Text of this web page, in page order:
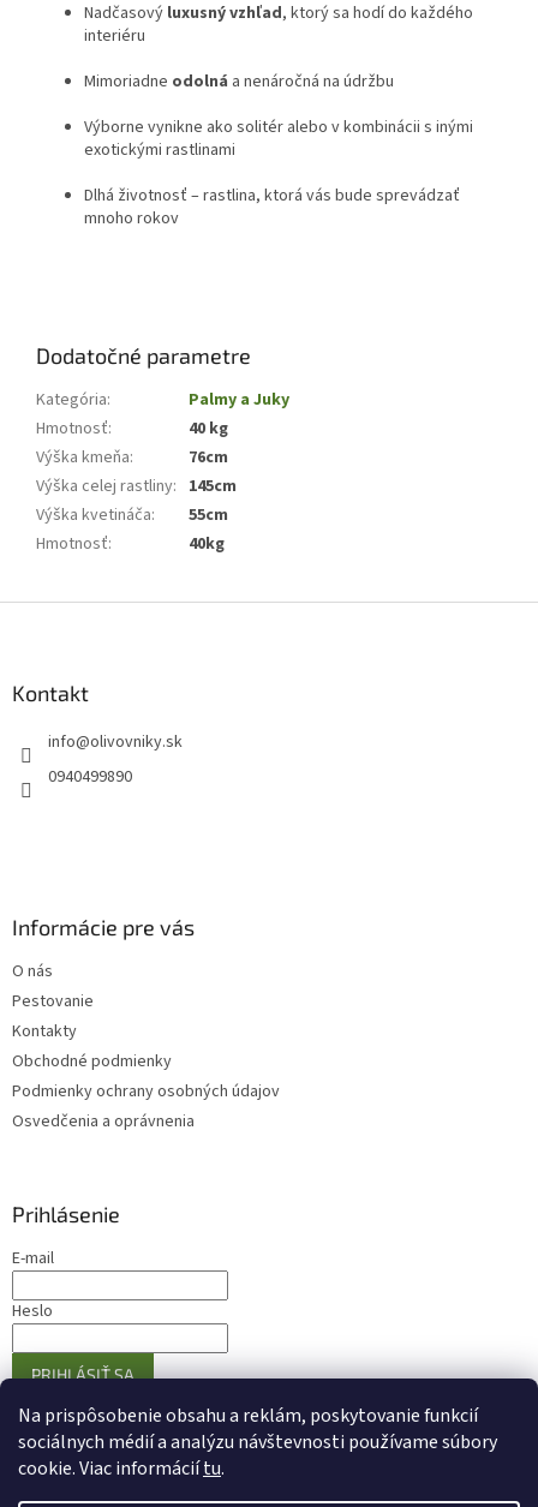
Na prispôsobenie obsahu a reklám, poskytovanie funkcií
sociálnych médií a analýzu návštevnosti používame súbory
cookie. Viac informáciítu.
Nadčasový luxusný vzhľad, ktorý sa hodí do každého
interiéru
Mimoriadne odolná a nenáročná na údržbu
Výborne vynikne ako solitér alebo v kombinácii s inými
exotickými rastlinami
Dlhá životnosť – rastlina, ktorá vás bude sprevádzať
mnoho rokov
Dodatočné parametre
Kategória:
Palmy a Juky
Hmotnosť:
40 kg
Výška kmeňa:
76cm
Výška celej rastliny: 145cm
Výška kvetináča:
55cm
Hmotnosť: 40kg
Kontakt
info@olivovniky.sk
0940499890
Informácie pre vás
O nás
Pestovanie
Kontakty
Obchodné podmienky
Podmienky ochrany osobných údajov
Osvedčenia a oprávnenia
Prihlásenie
E-mail
Heslo
PRIHLÁSIŤ SA
Nová registráciaZabudnuté heslo